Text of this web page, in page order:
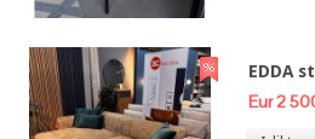
EDDA
Eur 2